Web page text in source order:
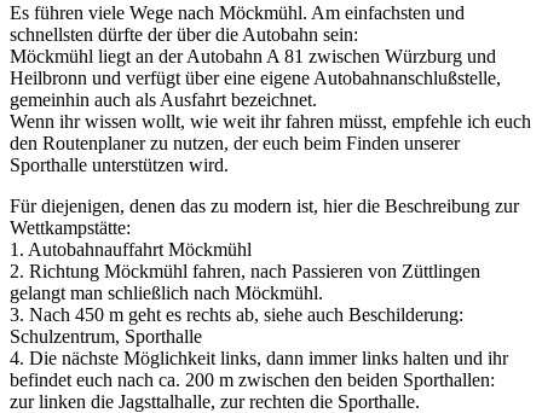
Es führen viele Wege nach Möckmühl. Am einfachsten und
schnellsten dürfte der über die Autobahn sein:
Möckmühl liegt an der Autobahn A 81 zwischen Würzburg und
Heilbronn und verfügt über eine eigene Autobahnanschlußstelle,
gemeinhin auch als Ausfahrt bezeichnet.
Wenn ihr wissen wollt, wie weit ihr fahren müsst, empfehle ich euch
den Routenplaner zu nutzen, der euch beim Finden unserer
Sporthalle unterstützen wird.
Für diejenigen, denen das zu modern ist, hier die Beschreibung zur
Wettkampstätte:
1. Autobahnauffahrt Möckmühl
2. Richtung Möckmühl fahren, nach Passieren von Züttlingen
gelangt man schließlich nach Möckmühl.
3. Nach 450 m geht es rechts ab, siehe auch Beschilderung:
Schulzentrum, Sporthalle
4. Die nächste Möglichkeit links, dann immer links halten und ihr
befindet euch nach ca. 200 m zwischen den beiden Sporthallen:
zur linken die Jagsttalhalle, zur rechten die Sporthalle.